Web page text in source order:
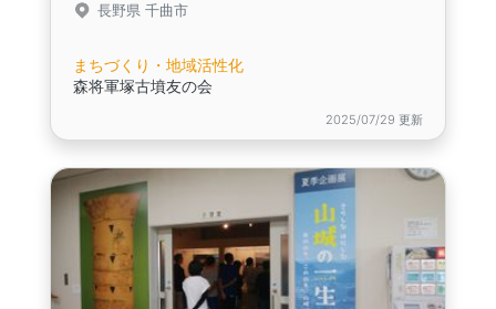
長野県 千曲市
まちづくり・地域活性化
森将軍塚古墳友の会
2025/07/29 更新